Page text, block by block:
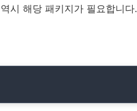
시 해당 패키지가 필요합니다.